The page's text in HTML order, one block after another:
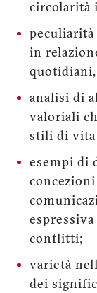
circolarità
peculiarità
in
analisi di
valoriali
stili di vita
esempi di
conflitti;
varietà
dei